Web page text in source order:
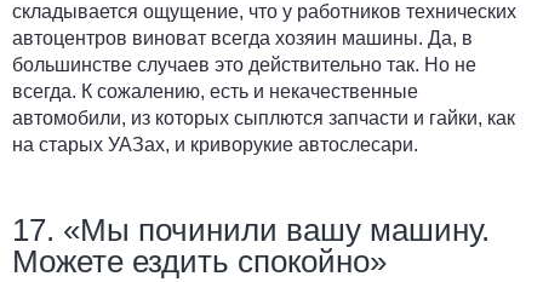
складывается ощущение, что у работников технических
автоцентров виноват всегда хозяин машины. Да, в
большинстве случаев это действительно так. Но не
всегда. К сожалению, есть и некачественные
автомобили, из которых сыплются запчасти и гайки, как
на старых УАЗах, и криворукие автослесари.
17. «Мы починили вашу машину.
Можете ездить спокойно»